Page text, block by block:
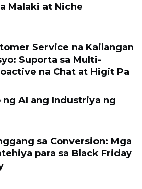
Malaki at Niche
Service na Kailangan
Suporta sa Multi-
na Chat at Higit Pa
ng AI ang Industriya ng
sa Conversion: Mga
para sa Black Friday